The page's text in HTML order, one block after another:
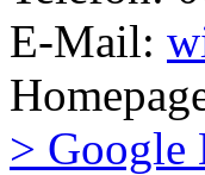
E-Mail:
> Google